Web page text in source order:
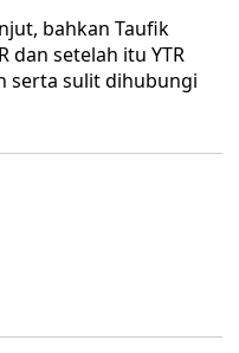
bahkan Taufik
dan setelah itu YTR
serta sulit dihubungi